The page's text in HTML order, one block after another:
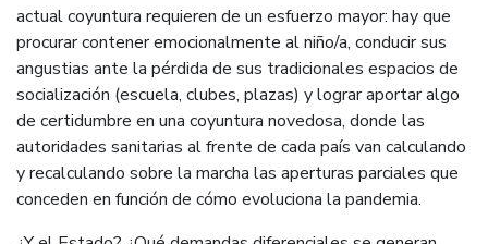
actual coyuntura requieren de un esfuerzo mayor: hay que
procurar contener emocionalmente al niño/a, conducir sus
angustias ante la pérdida de sus tradicionales espacios de
socialización (escuela, clubes, plazas) y lograr aportar algo
de certidumbre en una coyuntura novedosa, donde las
autoridades sanitarias al frente de cada país van calculando
y recalculando sobre la marcha las aperturas parciales que
conceden en función de cómo evoluciona la pandemia.